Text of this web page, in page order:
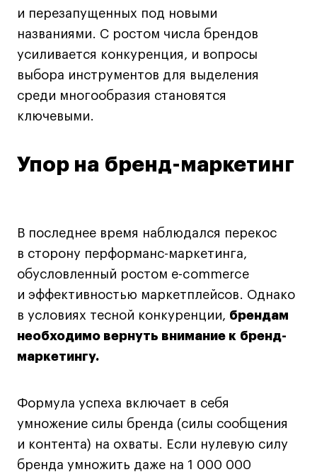
и перезапущенных под новыми
названиями. С ростом числа брендов
усиливается конкуренция, и вопросы
выбора инструментов для выделения
среди многообразия становятся
ключевыми.
Упор на бренд-маркетинг
В последнее время наблюдался перекос
в сторону перформанс-маркетинга,
обусловленный ростом e-commerce
и эффективностью маркетплейсов. Однако
в условиях тесной конкуренции, брендам
необходимо вернуть внимание к бренд-
маркетингу.
Формула успеха включает в себя
умножение силы бренда (силы сообщения
и контента) на охваты. Если нулевую силу
бренда умножить даже на 1 000 000